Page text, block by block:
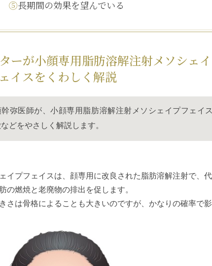
⑤長期間の効果を望んでいる
ーが小顔専用脂肪溶解注射メソシェイ
イスをくわしく解説
弥医師が、小顔専用脂肪溶解注射メソシェイプフェイ
どをやさしく解説します。
イプフェイス は、顔専用に改良された脂肪溶解注射で、
の燃焼と老廃物の排出を促します。
さは骨格によることも大きいのですが、かなりの確率で